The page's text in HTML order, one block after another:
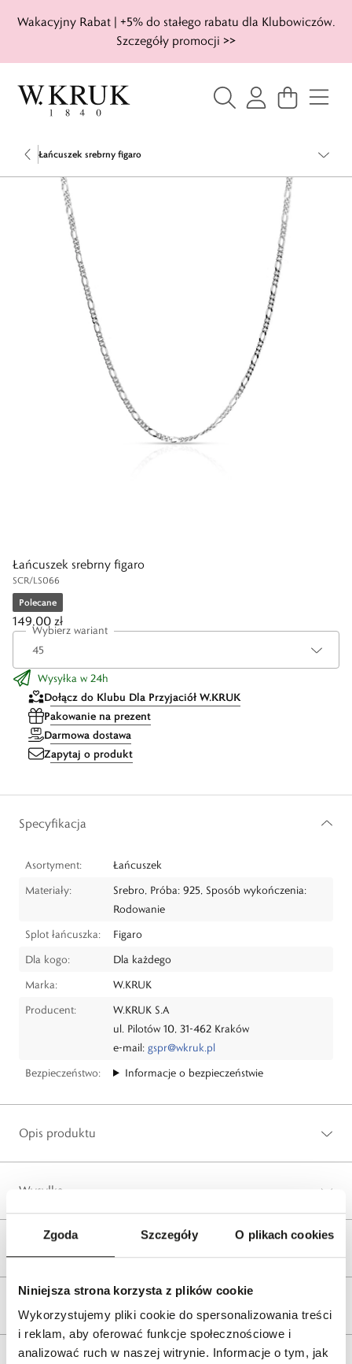
Zgoda Szczegóły O plikach cookies
Niniejsza strona korzysta z plików cookie
Wykorzystujemy pliki cookie do spersonalizowania treści
i reklam, aby oferować funkcje społecznościowe i
analizować ruch w naszej witrynie. Informacje o tym, jak
Wakacyjny Rabat | +5% do stałego rabatu dla Klubowiczów.
Szczegóły promocji >>
Łańcuszek srebrny figaro
Łańcuszek srebrny figaro
SCR/LS066
Polecane
149,00 zł
Wybierz wariant
Wysyłka w 24h
Dołącz do Klubu Dla Przyjaciół W.KRUK
Pakowanie na prezent
Darmowa dostawa
Zapytaj o produkt
Specyfikacja
Asortyment:
Łańcuszek
Materiały:
Srebro, Próba: 925, Sposób wykończenia:
Rodowanie
Splot łańcuszka:
Figaro
Dla kogo:
Dla każdego
Marka:
W.KRUK
Producent:
W.KRUK S.A
ul. Pilotów 10, 31-462 Kraków
e-mail: gspr@wkruk.pl
Bezpieczeństwo:
Informacje o bezpieczeństwie
Opis produktu
Wysyłka